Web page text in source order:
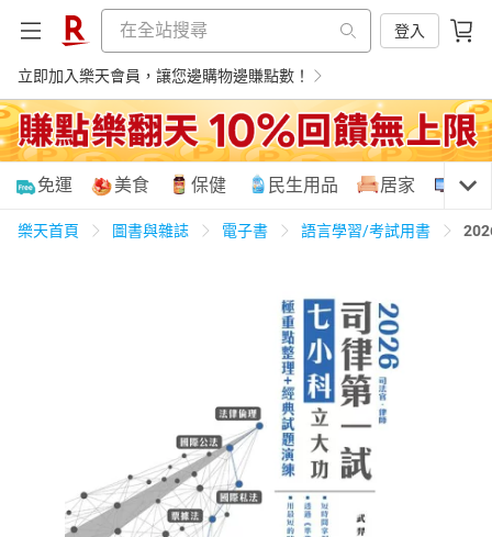
登入
立即加入樂天會員，讓您邊購物邊賺點數！
購物網分類
養生保健
運動休閒
男裝 化妝保養
免運 美食 保健 民生用品 居家 3C
樂天首頁 圖書與雜誌 電子書 語言學習/考試用書